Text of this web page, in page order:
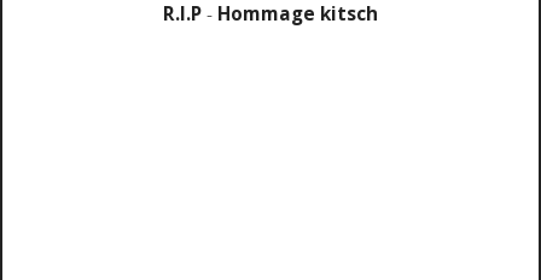
R.I.P- Hommage kitsch